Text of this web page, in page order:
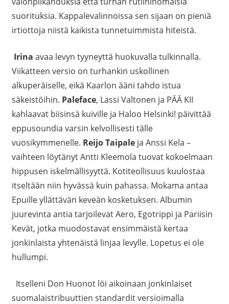
suorituksia. Kappalevalinnoissa sen sijaan on pieniä
irtiottoja niistä kaikista tunnetuimmista hiteistä.
Irina avaa levyn tyyneyttä huokuvalla tulkinnalla.
Viikatteen versio on turhankin uskollinen
alkuperäiselle, eikä Kaarlon ääni tahdo istua
säkeistöihin. Paleface, Lassi Valtonen ja PÄÄ KII
kahlaavat biisinsä kuiville ja Haloo Helsinki! päivittää
eppusoundia varsin kelvollisesti tälle
vuosikymmenelle. Reijo Taipaleja Anssi Kela –
vaihteen löytänyt Antti Kleemola tuovat kokoelmaan
hippusen iskelmällisyyttä. Kotiteollisuus kuulostaa
itseltään niin hyvässä kuin pahassa. Mokama antaa
Epuille yllättävän keveän kosketuksen. Albumin
juurevinta antia tarjoilevat Aero, Egotrippi ja Pariisin
Kevät, jotka muodostavat ensimmäistä kertaa
jonkinlaista yhtenäistä linjaa levylle. Lopetus ei ole
hullumpi.
Itselleni Don Huonot löi aikoinaan jonkinlaiset
suomalaistribuuttien standardit versioimalla